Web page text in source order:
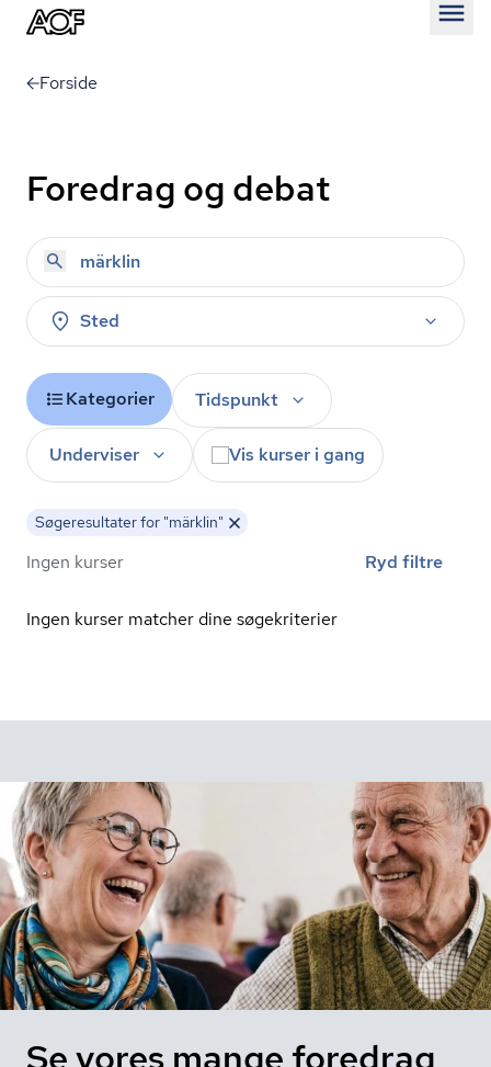
Forside
Foredrag og debat
Sted
Kategorier Tidspunkt
Underviser Vis kurser i gang
Søgeresultater for "märklin"
Ingen kurser Ryd filtre
Ingen kurser matcher dine søgekriterier